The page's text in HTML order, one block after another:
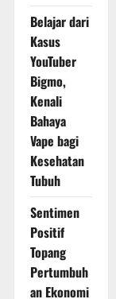
Belajar dari
Kasus
YouTuber
Bigmo,
Kenali
Bahaya
Vape bagi
Kesehatan
Tubuh
Sentimen
Positif
Topang
Pertumbuh
an Ekonomi